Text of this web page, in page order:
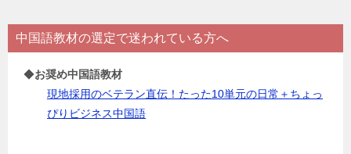
リ
ー
中国語教材の選定で迷われている方へ
◆お奨め中国語教材
現地採用のベテラン直伝！たった10単元の日常＋ちょっ
ぴりビジネス中国語